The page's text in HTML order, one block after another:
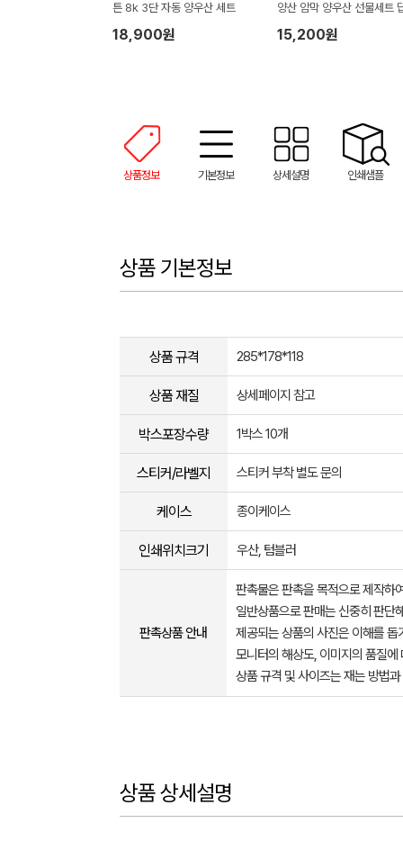
튼 8k 3단 자동 양우산 세트
18,900원
양산 암막 양우산 선물세트
품+무한타올세트 푸들이
50g 수건세트
15,200원
상품정보 기본정보 상세설명 인쇄샘플
상품 기본정보
상품 규격 285*178*118
상품 재질 상세페이지 참고
박스포장수량 1박스 10개
스티커/라벨지 스티커 부착 별도 문의
케이스 종이케이스
인쇄위치크기 우산, 텀블러
판촉상품 안내
판촉물은 판촉을 목적으로 제작하
일반상품으로 판매는 신중히 판단
제공되는 상품의 사진은 이해를
모니터의 해상도, 이미지의 품질
상품 규격 및 사이즈는 재는 방법
상품 상세설명